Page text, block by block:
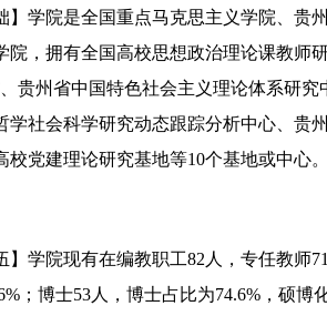
】学院是全国重点马克思主义学院、
院，拥有全国高校思想政治理论课教师
贵州省中国特色社会主义理论体系研
学社会科学研究动态跟踪分析中心、贵
校党建理论研究基地等10个基地或中心
】学院现有在编教职工82人，专任教师
；博士53人，博士占比为74.6%，硕